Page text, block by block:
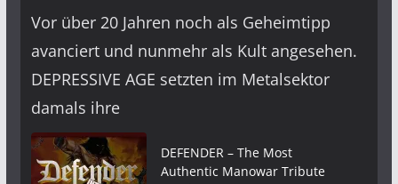
Vor über 20 Jahren noch als Geheimtipp
avanciert und nunmehr als Kult angesehen.
DEPRESSIVE AGE setzten im Metalsektor
damals ihre
DEFENDER – The Most
Authentic Manowar Tribute